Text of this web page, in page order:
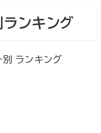
ンキング
ランキング